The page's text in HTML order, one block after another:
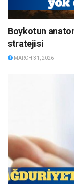
Boykotun
stratejisi
MARCH 31, 2026